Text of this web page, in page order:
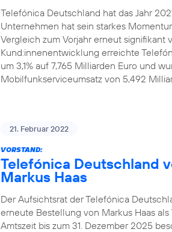
Telefónica Deutschland hat das Jahr
Unternehmen hat sein starkes
Vergleich zum Vorjahr erneut signifikant
Kund:innenentwicklung erreichte
um 3,1% auf 7,765 Milliarden Euro und
Mobilfunkserviceumsatz von 5,492
21. Februar 2022
VORSTAND:
Telefónica Deutschland
Markus Haas
Der Aufsichtsrat der Telefónica
erneute Bestellung von Markus Haas
Amtszeit bis zum 31. Dezember 2025